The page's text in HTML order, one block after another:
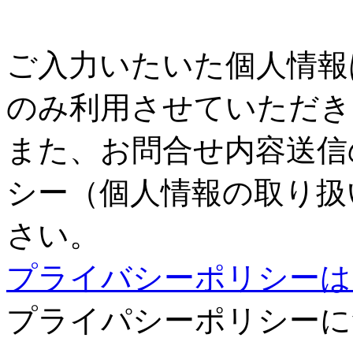
ご入力いたいた個人情
のみ利用させていただ
また、お問合せ内容送
シー（個人情報の取り
さい。
プライバシーポリシー
プライパシーポリシー